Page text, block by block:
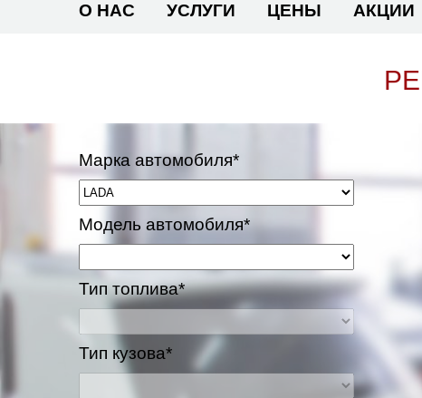
О НАС УСЛУГИ ЦЕНЫ АКЦИИ
Марка автомобиля*
Модель автомобиля*
Тип топлива*
Тип кузова*